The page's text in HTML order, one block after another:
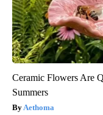
Ceramic Flowers Are
Summers
Aethoma